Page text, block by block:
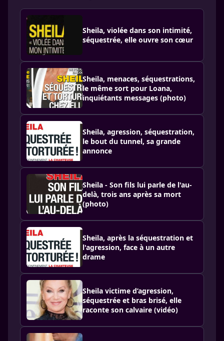
Sheila, violée dans son intimité,
séquestrée, elle ouvre son cœur
Sheila, menaces, séquestrations,
le même sort pour Loana,
inquiétants messages (photo)
Sheila, agression, séquestration,
le bout du tunnel, sa grande
annonce
Sheila - Son fils lui parle de l'au-
delà, trois ans après sa mort
(photo)
Sheila, après la séquestration et
l'agression, face à un autre
drame
Sheila victime d’agression,
séquestrée et bras brisé, elle
raconte son calvaire (vidéo)